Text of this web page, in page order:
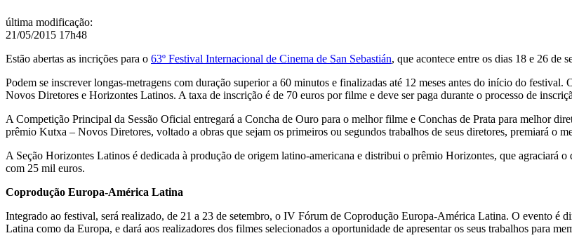
última modificação:
21/05/2015 17h48
Estão abertas as incrições para o 63º Festival Internacional de Cinema de San Sebastián, que acontece entre os dias 18 e 26 de
Podem se inscrever longas-metragens com duração superior a 60 minutos e finalizadas até 12 meses antes do início do
Novos Diretores e Horizontes Latinos. A taxa de inscrição é de 70 euros por filme e deve ser paga durante o processo de
A Competição Principal da Sessão Oficial entregará a Concha de Ouro para o melhor filme e Conchas de Prata para melhor
prêmio Kutxa – Novos Diretores, voltado a obras que sejam os primeiros ou segundos trabalhos de seus diretores, premiará o
A Seção Horizontes Latinos é dedicada à produção de origem latino-americana e distribui o prêmio Horizontes, que
com 25 mil euros.
Coprodução Europa-América Latina
Integrado ao festival, será realizado, de 21 a 23 de setembro, o IV Fórum de Coprodução Europa-América Latina. O evento é
Latina como da Europa, e dará aos realizadores dos filmes selecionados a oportunidade de apresentar os seus trabalhos para